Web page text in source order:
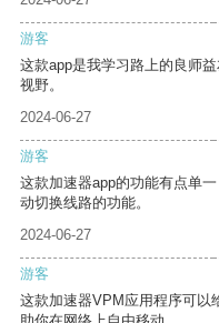
游客
这款app是我学习路上的良师
视野。
2024-06-27
游客
这款加速器app的功能有点单
动切换线路的功能。
2024-06-27
游客
这款加速器VPM应用程序可以